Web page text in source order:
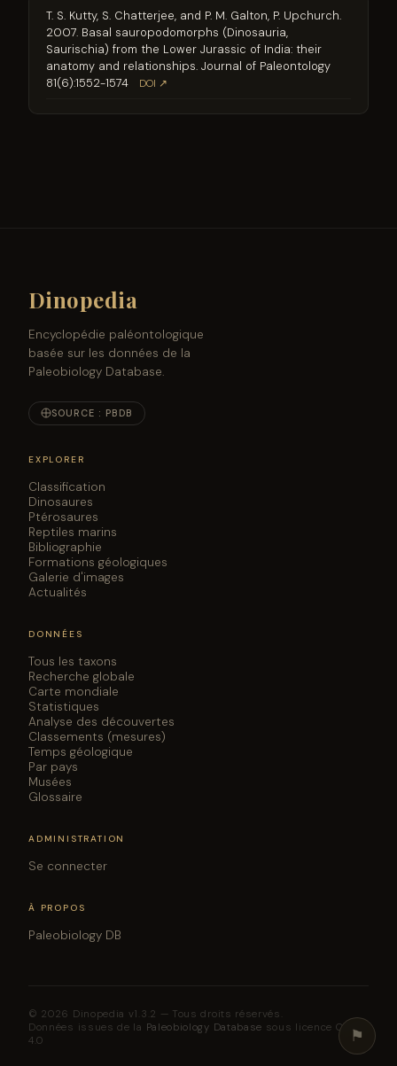
T. S. Kutty, S. Chatterjee, and P. M. Galton, P. Upchurch.
2007. Basal sauropodomorphs (Dinosauria,
Saurischia) from the Lower Jurassic of India: their
anatomy and relationships. Journal of Paleontology
81(6):1552-1574
DOI ↗
⚑
Dinopedia
Encyclopédie paléontologique
basée sur les données de la
Paleobiology Database.
SOURCE : PBDB
EXPLORER
Classification
Dinosaures
Ptérosaures
Reptiles marins
Bibliographie
Formations géologiques
Galerie d'images
Actualités
DONNÉES
Tous les taxons
Recherche globale
Carte mondiale
Statistiques
Analyse des découvertes
Classements (mesures)
Temps géologique
Par pays
Musées
Glossaire
ADMINISTRATION
Se connecter
À PROPOS
Paleobiology DB
© 2026 Dinopedia v1.3.2 — Tous droits réservés.
Données issues de la Paleobiology Database sous licence CC BY
4.0